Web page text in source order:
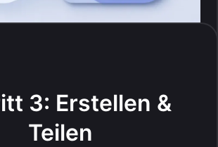
3: Erstellen &
Teilen